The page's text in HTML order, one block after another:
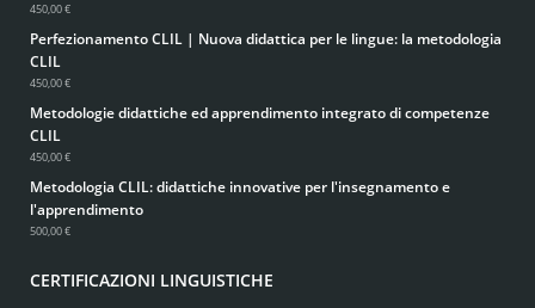
450,00 €
Perfezionamento CLIL | Nuova didattica per le lingue: la metodologia
CLIL
450,00 €
Metodologie didattiche ed apprendimento integrato di competenze
CLIL
450,00 €
Metodologia CLIL: didattiche innovative per l'insegnamento e
l'apprendimento
500,00 €
CERTIFICAZIONI LINGUISTICHE